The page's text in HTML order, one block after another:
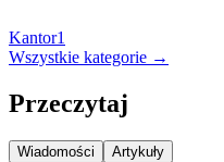
Kantor1
Wszystkie kategorie →
Przeczytaj
Wiadomości Artykuły